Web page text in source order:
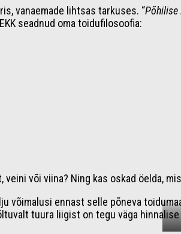
vanaemade lihtsas tarkuses. “Põhilise
seadnud oma toidufilosoofia:
või viina? Ning kas oskad öelda,
võimalusi ennast selle põneva
tuura liigist on tegu väga